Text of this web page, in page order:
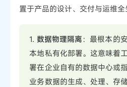
置于产品的设计、交付与运维全
1. 数据物理隔离 ：最根本的
本地私有化部署。这意味着
署在企业自有的数据中心或
业务数据的生成、处理、存